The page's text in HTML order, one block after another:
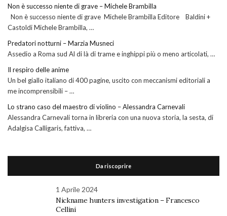
Non è successo niente di grave – Michele Brambilla
Non è successo niente di grave Michele Brambilla Editore Baldini +
Castoldi Michele Brambilla, …
Predatori notturni – Marzia Musneci
Assedio a Roma sud Al di là di trame e inghippi più o meno articolati, …
Il respiro delle anime
Un bel giallo italiano di 400 pagine, uscito con meccanismi editoriali a
me incomprensibili – …
Lo strano caso del maestro di violino – Alessandra Carnevali
Alessandra Carnevali torna in libreria con una nuova storia, la sesta, di
Adalgisa Calligaris, fattiva, …
Da riscoprire
1 Aprile 2024
Nickname hunters investigation – Francesco
Cellini